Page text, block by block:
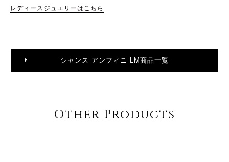
レディースジュエリーはこちら
シャンス アンフィニ LM商品一覧
Other Products